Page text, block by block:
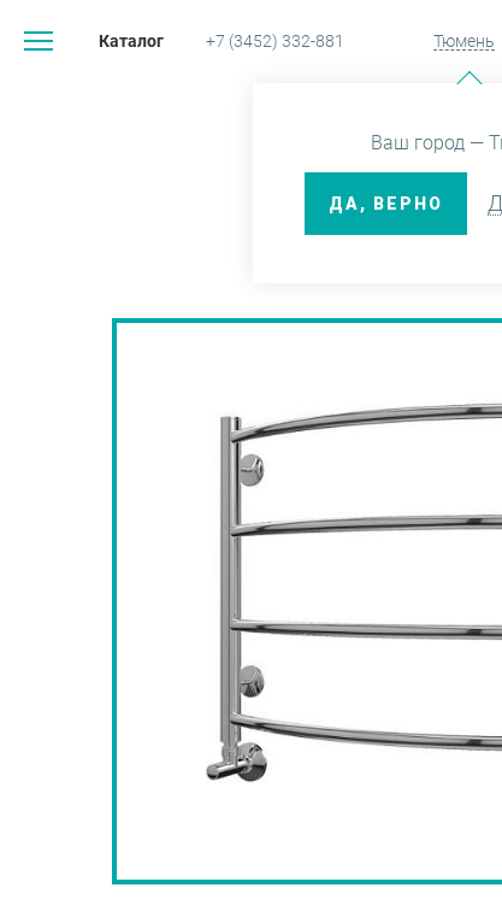
Каталог +7 (3452) 332-881 Тюмень
Ваш город —
ДА, ВЕРНО